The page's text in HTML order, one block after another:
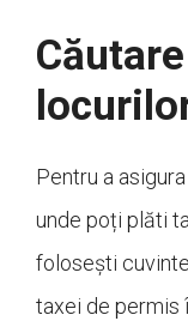
Pentru a
unde poți plăti
folosești
taxei de permis